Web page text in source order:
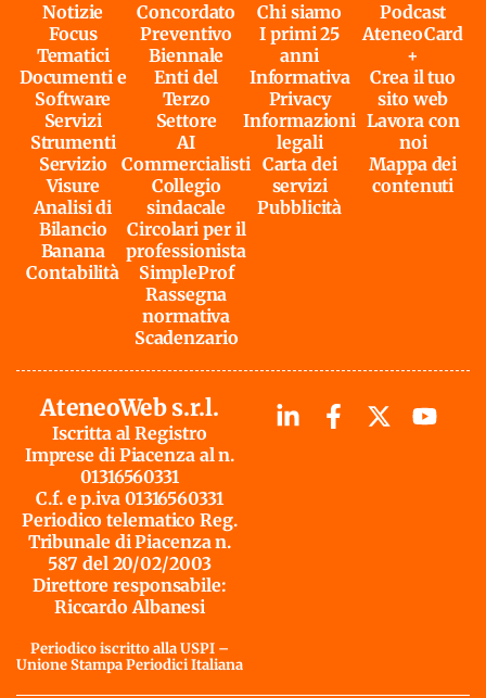
Notizie
Focus
Tematici
Documenti e
Software
Servizi
Strumenti
Servizio
Visure
Analisi di
Bilancio
Banana
Contabilità
Concordato
Preventivo
Biennale
Enti del
Terzo
Settore
AI
Commercialisti
Collegio
sindacale
Circolari per il
professionista
SimpleProf
Rassegna
normativa
Scadenzario
Chi siamo
I primi 25
anni
Informativa
Privacy
Informazioni
legali
Carta dei
servizi
Pubblicità
Podcast
AteneoCard
+
Crea il tuo
sito web
Lavora con
noi
Mappa dei
contenuti
AteneoWeb s.r.l.
Iscritta al Registro
Imprese di Piacenza al n.
01316560331
C.f. e p.iva 01316560331
Periodico telematico Reg.
Tribunale di Piacenza n.
587 del 20/02/2003
Direttore responsabile:
Riccardo Albanesi
Periodico iscritto alla USPI –
Unione Stampa Periodici Italiana